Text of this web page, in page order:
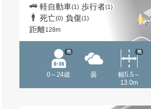
軽自動車(1) 歩行者(1)
死亡(0) 負傷(1)
距離128m
0～24歳
他
曇
幅5.5～
13.0m
他